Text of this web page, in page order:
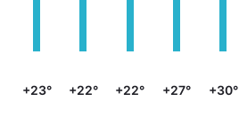
+23° +22° +22° +27° +30°